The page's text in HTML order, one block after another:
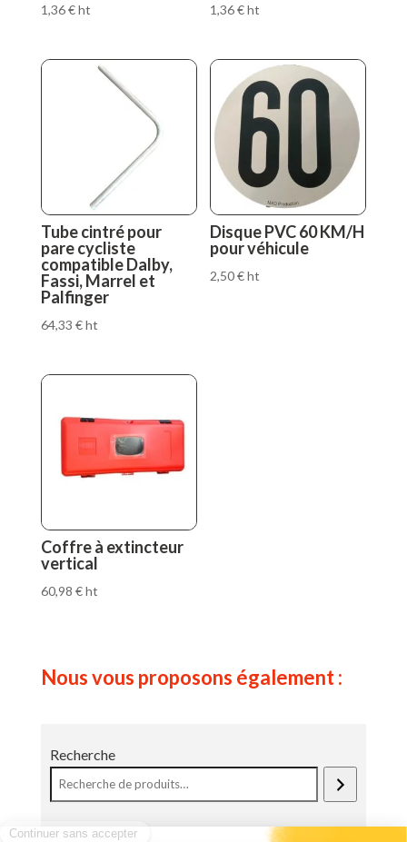
1,36€ht 1,36€ht
Tube cintré pour
pare cycliste
compatible Dalby,
Fassi, Marrel et
Palfinger
64,33 €ht
Disque PVC 60 KM/H
pour véhicule
2,50€ht
Coffre à extincteur
vertical
60,98 €ht
Nous vous proposons également :
Recherche